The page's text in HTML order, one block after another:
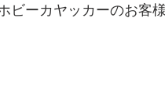
ビーカヤッカーのお客